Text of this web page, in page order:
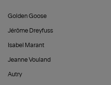
Golden Goose
Jérôme Dreyfuss
Isabel Marant
Jeanne Vouland
Autry